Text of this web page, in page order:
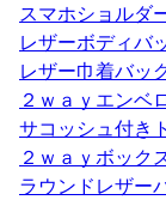
スマホショルダ
レザーボディバ
レザー巾着バッ
２ｗａｙエンベ
サコッシュ付き
２ｗａｙボック
ラウンドレザー